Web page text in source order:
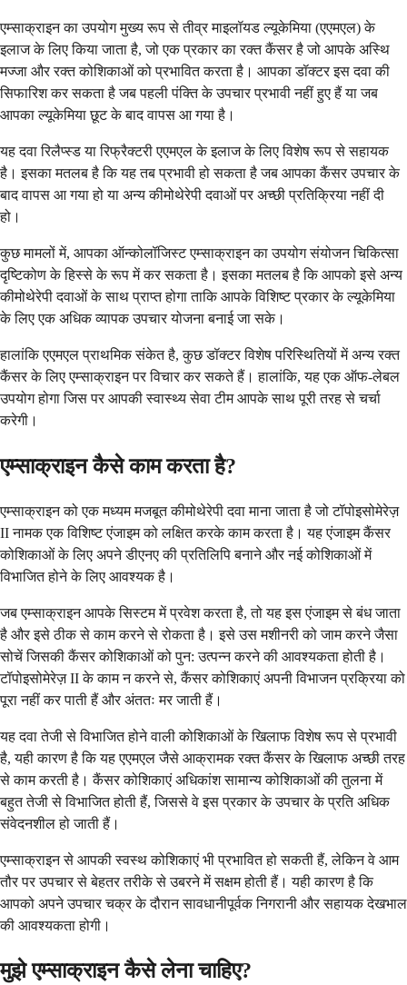
एम्साक्राइन का उपयोग मुख्य रूप से तीव्र माइलॉयड ल्यूकेमिया (एएमएल) के
इलाज के लिए किया जाता है, जो एक प्रकार का रक्त कैंसर है जो आपके अस्थि
मज्जा और रक्त कोशिकाओं को प्रभावित करता है। आपका डॉक्टर इस दवा की
सिफारिश कर सकता है जब पहली पंक्ति के उपचार प्रभावी नहीं हुए हैं या जब
आपका ल्यूकेमिया छूट के बाद वापस आ गया है।
यह दवा रिलैप्स्ड या रिफ्रैक्टरी एएमएल के इलाज के लिए विशेष रूप से सहायक
है। इसका मतलब है कि यह तब प्रभावी हो सकता है जब आपका कैंसर उपचार के
बाद वापस आ गया हो या अन्य कीमोथेरेपी दवाओं पर अच्छी प्रतिक्रिया नहीं दी
हो।
कुछ मामलों में, आपका ऑन्कोलॉजिस्ट एम्साक्राइन का उपयोग संयोजन चिकित्सा
दृष्टिकोण के हिस्से के रूप में कर सकता है। इसका मतलब है कि आपको इसे अन्य
कीमोथेरेपी दवाओं के साथ प्राप्त होगा ताकि आपके विशिष्ट प्रकार के ल्यूकेमिया
के लिए एक अधिक व्यापक उपचार योजना बनाई जा सके।
हालांकि एएमएल प्राथमिक संकेत है, कुछ डॉक्टर विशेष परिस्थितियों में अन्य रक्त
कैंसर के लिए एम्साक्राइन पर विचार कर सकते हैं। हालांकि, यह एक ऑफ-लेबल
उपयोग होगा जिस पर आपकी स्वास्थ्य सेवा टीम आपके साथ पूरी तरह से चर्चा
करेगी।
एम्साक्राइन कैसे काम करता है?
एम्साक्राइन को एक मध्यम मजबूत कीमोथेरेपी दवा माना जाता है जो टॉपोइसोमेरेज़
II नामक एक विशिष्ट एंजाइम को लक्षित करके काम करता है। यह एंजाइम कैंसर
कोशिकाओं के लिए अपने डीएनए की प्रतिलिपि बनाने और नई कोशिकाओं में
विभाजित होने के लिए आवश्यक है।
जब एम्साक्राइन आपके सिस्टम में प्रवेश करता है, तो यह इस एंजाइम से बंध जाता
है और इसे ठीक से काम करने से रोकता है। इसे उस मशीनरी को जाम करने जैसा
सोचें जिसकी कैंसर कोशिकाओं को पुन: उत्पन्न करने की आवश्यकता होती है।
टॉपोइसोमेरेज़ II के काम न करने से, कैंसर कोशिकाएं अपनी विभाजन प्रक्रिया को
पूरा नहीं कर पाती हैं और अंततः मर जाती हैं।
यह दवा तेजी से विभाजित होने वाली कोशिकाओं के खिलाफ विशेष रूप से प्रभावी
है, यही कारण है कि यह एएमएल जैसे आक्रामक रक्त कैंसर के खिलाफ अच्छी तरह
से काम करती है। कैंसर कोशिकाएं अधिकांश सामान्य कोशिकाओं की तुलना में
बहुत तेजी से विभाजित होती हैं, जिससे वे इस प्रकार के उपचार के प्रति अधिक
संवेदनशील हो जाती हैं।
एम्साक्राइन से आपकी स्वस्थ कोशिकाएं भी प्रभावित हो सकती हैं, लेकिन वे आम
तौर पर उपचार से बेहतर तरीके से उबरने में सक्षम होती हैं। यही कारण है कि
आपको अपने उपचार चक्र के दौरान सावधानीपूर्वक निगरानी और सहायक देखभाल
की आवश्यकता होगी।
मुझे एम्साक्राइन कैसे लेना चाहिए?